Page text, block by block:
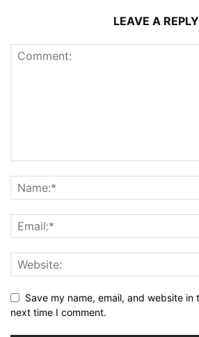
LEAVE A REPLY
Save my name, email, and website in
next time I comment.